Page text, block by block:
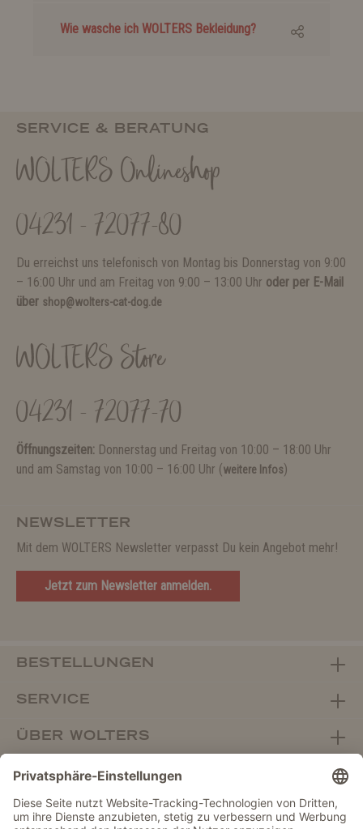
Wie wasche ich WOLTERS Bekleidung?
SERVICE & BERATUNG
WOLTERS Onlineshop
04231 - 72077-80
Du erreichst uns telefonisch von Montag bis Donnerstag von 9:00
– 16:00 Uhr und am Freitag von 9:00 – 13:00 Uhr oder per E-Mail
über shop@wolters-cat-dog.de
WOLTERS Store
04231 - 72077-70
Öffnungszeiten: Donnerstag und Freitag von 10:00 – 18:00 Uhr
und am Samstag von 10:00 – 16:00 Uhr (weitere Infos)
NEWSLETTER
Mit dem WOLTERS Newsletter verpasst Du kein Angebot mehr!
Jetzt zum Newsletter anmelden.
BESTELLUNGEN
SERVICE
ÜBER WOLTERS
FACHHANDEL
Vertrag widerrufen